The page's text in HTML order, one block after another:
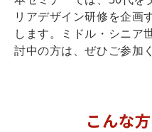
リアデザイン研修を企画
します。ミドル・シニア
討中の方は、ぜひご参加
こんな